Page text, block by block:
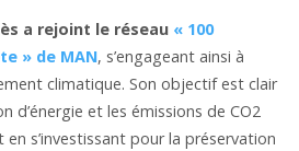
a rejoint le réseau « 100
» de MAN, s’engageant ainsi à
climatique. Son objectif est clair
d’énergie et les émissions de CO2
s’investissant pour la préservation